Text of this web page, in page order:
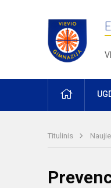
PRADŽIA
Titulinis